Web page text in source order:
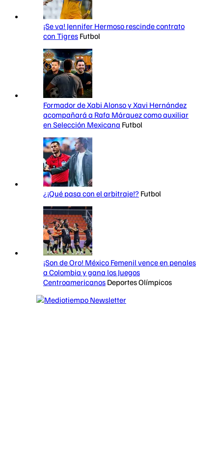
¡Se va! Jennifer Hermoso rescinde contrato
con Tigres Futbol
Formador de Xabi Alonso y Xavi Hernández
acompañará a Rafa Márquez como auxiliar
en Selección Mexicana Futbol
¿¡Qué pasa con el arbitraje!? Futbol
¡Son de Oro! México Femenil vence en penales
a Colombia y gana los Juegos
Centroamericanos Deportes Olímpicos